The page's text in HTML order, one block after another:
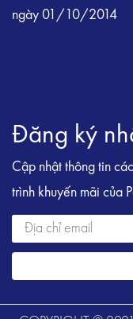
ngày 01/10/2014
Đăng ký
Cập nhật thông tin
trình khuyến mãi của